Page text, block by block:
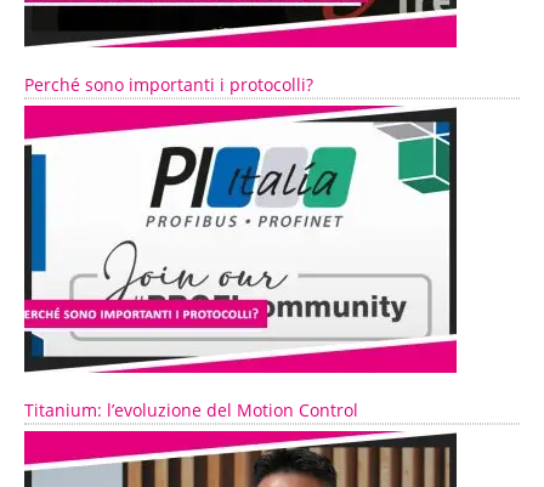
Perché sono importanti i protocolli?
Titanium: l’evoluzione del Motion Control